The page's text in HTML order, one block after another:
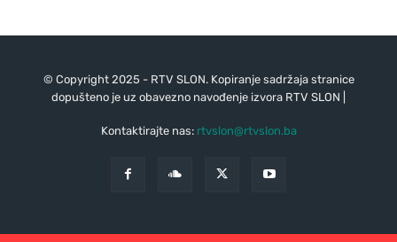
© Copyright 2025 - RTV SLON. Kopiranje sadržaja stranice
dopušteno je uz obavezno navođenje izvora RTV SLON |
Kontaktirajte nas: rtvslon@rtvslon.ba